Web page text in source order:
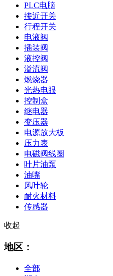
PLC电脑
接近开关
行程开关
电液阀
插装阀
液控阀
溢流阀
燃烧器
光热电眼
控制盒
继电器
变压器
电源放大板
压力表
电磁阀线圈
叶片油泵
油嘴
风叶轮
耐火材料
传感器
收起
地区：
全部